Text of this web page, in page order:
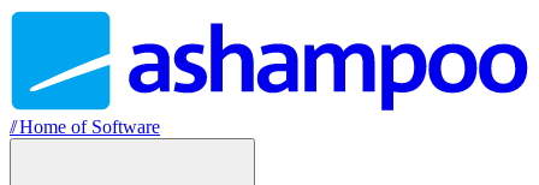
//Home of Software